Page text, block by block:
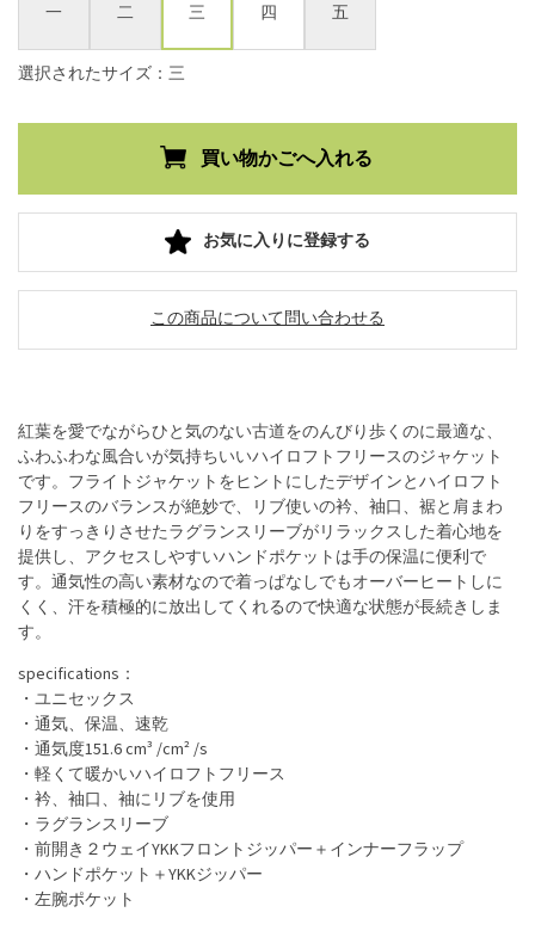
一 二 三 四 五
選択されたサイズ：三
お気に入りに登録する
この商品について問い合わせる
紅葉を愛でながらひと気のない古道をのんびり歩くのに最適な、
ふわふわな風合いが気持ちいいハイロフトフリースのジャケット
です。フライトジャケットをヒントにしたデザインとハイロフト
フリースのバランスが絶妙で、リブ使いの衿、袖口、裾と肩まわ
りをすっきりさせたラグランスリーブがリラックスした着心地を
提供し、アクセスしやすいハンドポケットは手の保温に便利で
す。通気性の高い素材なので着っぱなしでもオーバーヒートしに
くく、汗を積極的に放出してくれるので快適な状態が長続きしま
す。
specifications：
・ユニセックス
・通気、保温、速乾
・通気度151.6 cm³ /cm² /s
・軽くて暖かいハイロフトフリース
・衿、袖口、袖にリブを使用
・ラグランスリーブ
・前開き２ウェイYKKフロントジッパー＋インナーフラップ
・ハンドポケット＋YKKジッパー
・左腕ポケット